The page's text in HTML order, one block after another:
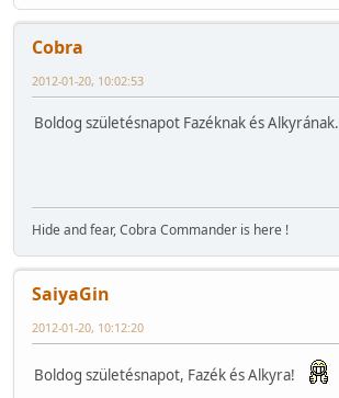
Cobra
2012-01-20, 10:02:53
Boldog születésnapot Fazéknak és Alkyrának.
Hide and fear, Cobra Commander is here !
SaiyaGin
2012-01-20, 10:12:20
Boldog születésnapot, Fazék és Alkyra!